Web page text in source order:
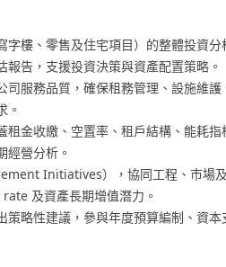
字樓、零售及住宅項目）的整體投資分
告，支援投資決策與資產配置策略。
服務品質，確保租務管理、設施維護
。
租金收繳、空置率、租戶結構、能耗指
經營分析。
Initiatives），協同工程、市場
及資產長期增值潛力。
略性建議，參與年度預算編制、資本